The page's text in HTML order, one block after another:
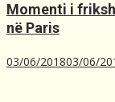
Momenti i
në Paris
03/06/201803/06/